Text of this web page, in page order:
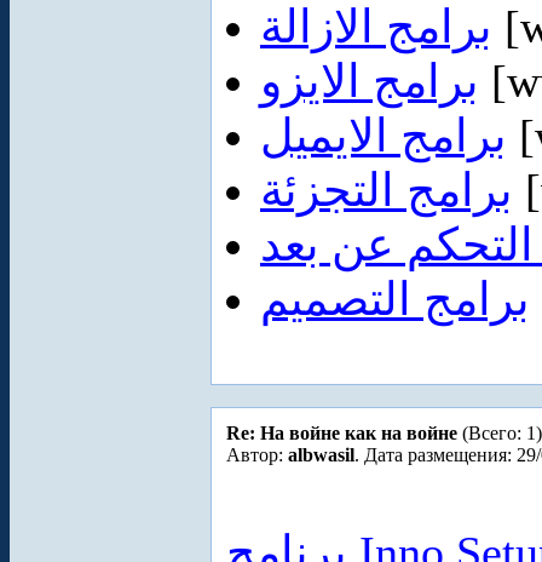
برامج الازالة
برامج الايزو
برامج الايميل
برامج التجزئة
التحكم عن بعد
برامج التصميم
Re: На войне как на войне (Всего: 1)
Автор: albwasil. Дата размещения: